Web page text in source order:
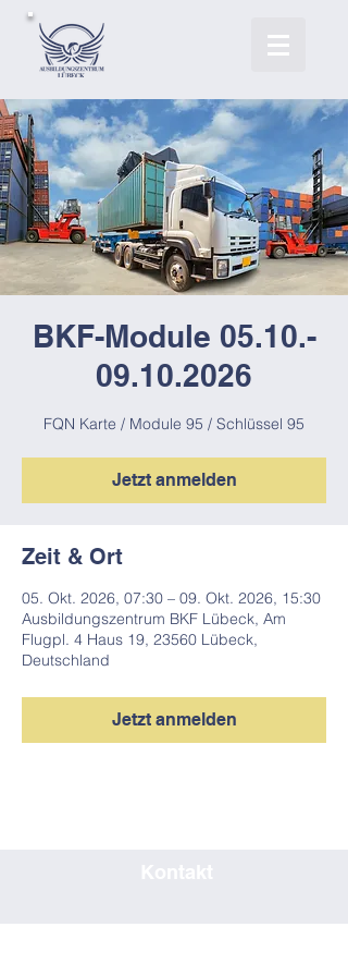
BKF-Module 05.10.-
09.10.2026
FQN Karte / Module 95 / Schlüssel 95
Jetzt anmelden
Zeit & Ort
05. Okt. 2026, 07:30 – 09. Okt. 2026, 15:30
Ausbildungszentrum BKF Lübeck, Am
Flugpl. 4 Haus 19, 23560 Lübeck,
Deutschland
Jetzt anmelden